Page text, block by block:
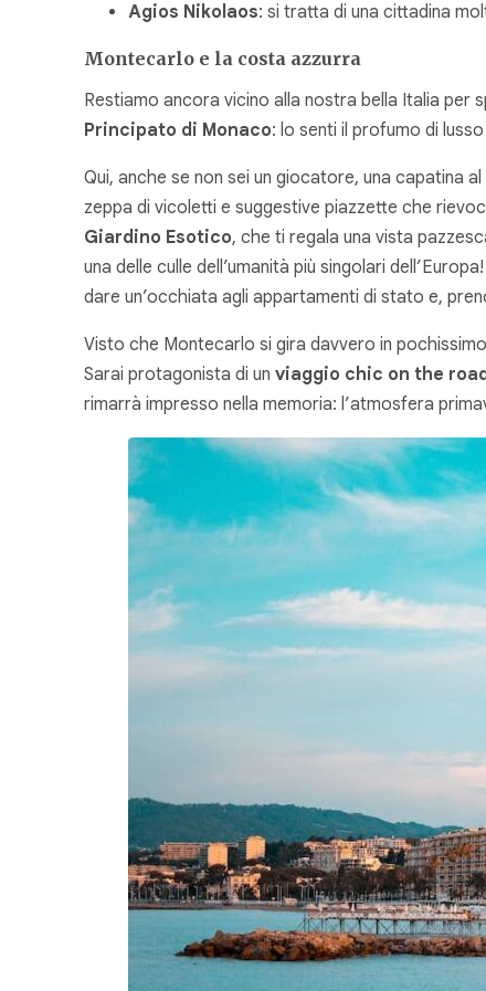
Agios Nikolaos: si tratta di una cittadina
Montecarlo e la costa azzurra
Restiamo ancora vicino alla nostra bella Italia per
Principato di Monaco: lo senti il profumo di
Qui, anche se non sei un giocatore, una capatina al
zeppa di vicoletti e suggestive piazzette che
Giardino Esotico, che ti regala una vista
una delle culle dell’umanità più singolari
dare un’occhiata agli appartamenti di stato e,
Visto che Montecarlo si gira davvero in
Sarai protagonista di un viaggio chic on the
rimarrà impresso nella memoria: l’atmosfera